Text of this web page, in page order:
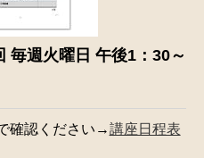
毎週火曜日 午後1：30～
確認ください→講座日程表